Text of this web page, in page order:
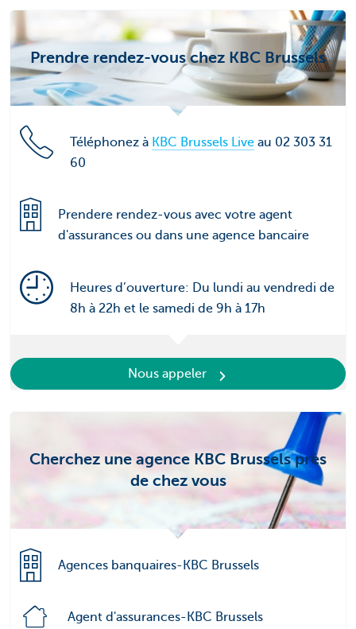
Prendre rendez-vous chez KBC Brussels
Téléphonez à KBC Brussels Live au 02 303 31
60
Prendere rendez-vous avec votre agent
d'assurances ou dans une agence bancaire
Heures d’ouverture: Du lundi au vendredi de
8h à 22h et le samedi de 9h à 17h
Nous appeler
Cherchez une agence KBC Brussels près
de chez vous
Agences banquaires-KBC Brussels
Agent d'assurances-KBC Brussels